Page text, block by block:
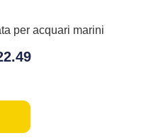
per acquari marini